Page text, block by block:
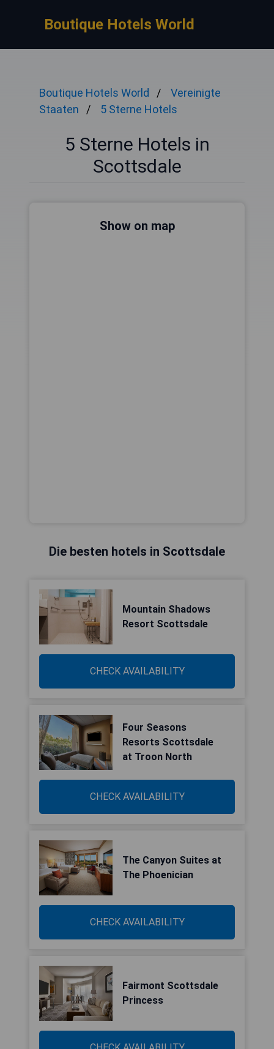
Boutique Hotels World
Boutique Hotels World
Vereinigte
Staaten
5 Sterne Hotels
5 Sterne Hotels in
Scottsdale
Show on map
Die besten hotels in Scottsdale
Mountain Shadows
Resort Scottsdale
CHECK AVAILABILITY
Four Seasons
Resorts Scottsdale
at Troon North
CHECK AVAILABILITY
The Canyon Suites at
The Phoenician
CHECK AVAILABILITY
Fairmont Scottsdale
Princess